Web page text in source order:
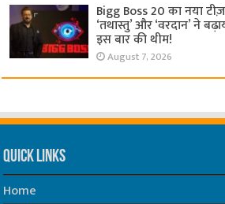
Bigg Boss 20 का नया
‘तथास्तु’ और ‘वरदान’ ने
इस बार की थीम!
August 7, 2026
Quick Links
Home